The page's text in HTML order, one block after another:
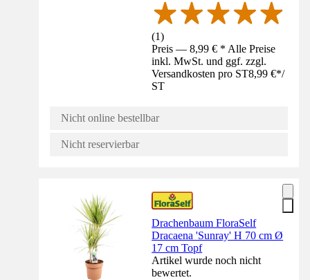
(1)
Preis — 8,99 € * Alle Preise
inkl. MwSt. und ggf. zzgl.
Versandkosten pro ST8,99 €*/
ST
Nicht online bestellbar
Nicht reservierbar
Drachenbaum FloraSelf
Dracaena 'Sunray' H 70 cm Ø
17 cm Topf
Artikel wurde noch nicht
bewertet.